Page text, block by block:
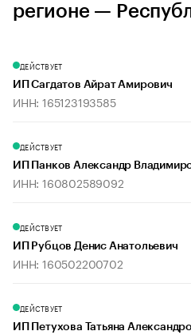
регионе —
ДЕЙСТВУЕТ
ИП Сагдатов Айрат Амирович
ИНН: 165123193585
ДЕЙСТВУЕТ
ИП Панков Александр
ИНН: 160802589092
ДЕЙСТВУЕТ
ИП Рубцов Денис Анатольевич
ИНН: 160502200702
ДЕЙСТВУЕТ
ИП Петухова Татьяна